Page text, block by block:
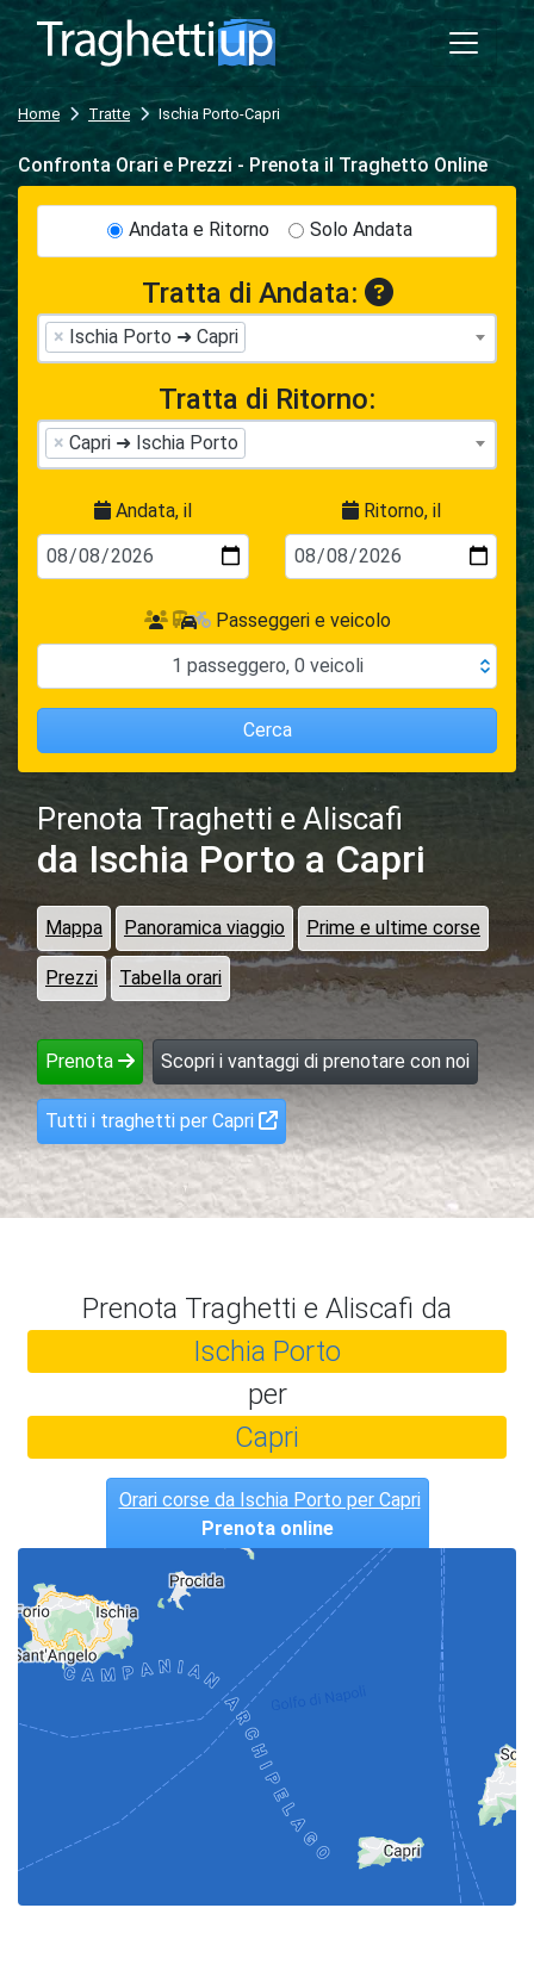
Home Tratte Ischia Porto-Capri
Prenota Traghetti e Aliscafi
da Ischia Porto a Capri
Mappa Panoramica viaggio Prime e ultime corse
Prezzi Tabella orari
Prenota Scopri i vantaggi di prenotare con noi
Tutti i traghetti per Capri
Confronta Orari e Prezzi - Prenota il Traghetto Online
Andata e Ritorno Solo Andata
Tratta di Andata:
× Ischia Porto ➜ Capri
Tratta di Ritorno:
× Capri ➜ Ischia Porto
Andata, il Ritorno, il
Passeggeri e veicolo
1 passeggero, 0 veicoli
Cerca
Prenota Traghetti e Aliscafi da
Ischia Porto
per
Capri
Orari corse da Ischia Porto per Capri
Prenota online